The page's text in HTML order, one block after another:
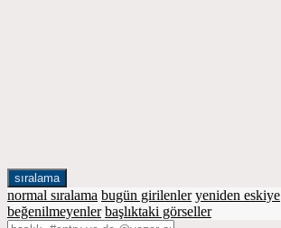
sıralama
normal sıralama bugün girilenler yeniden eskiye
beğenilmeyenler başlıktaki görseller